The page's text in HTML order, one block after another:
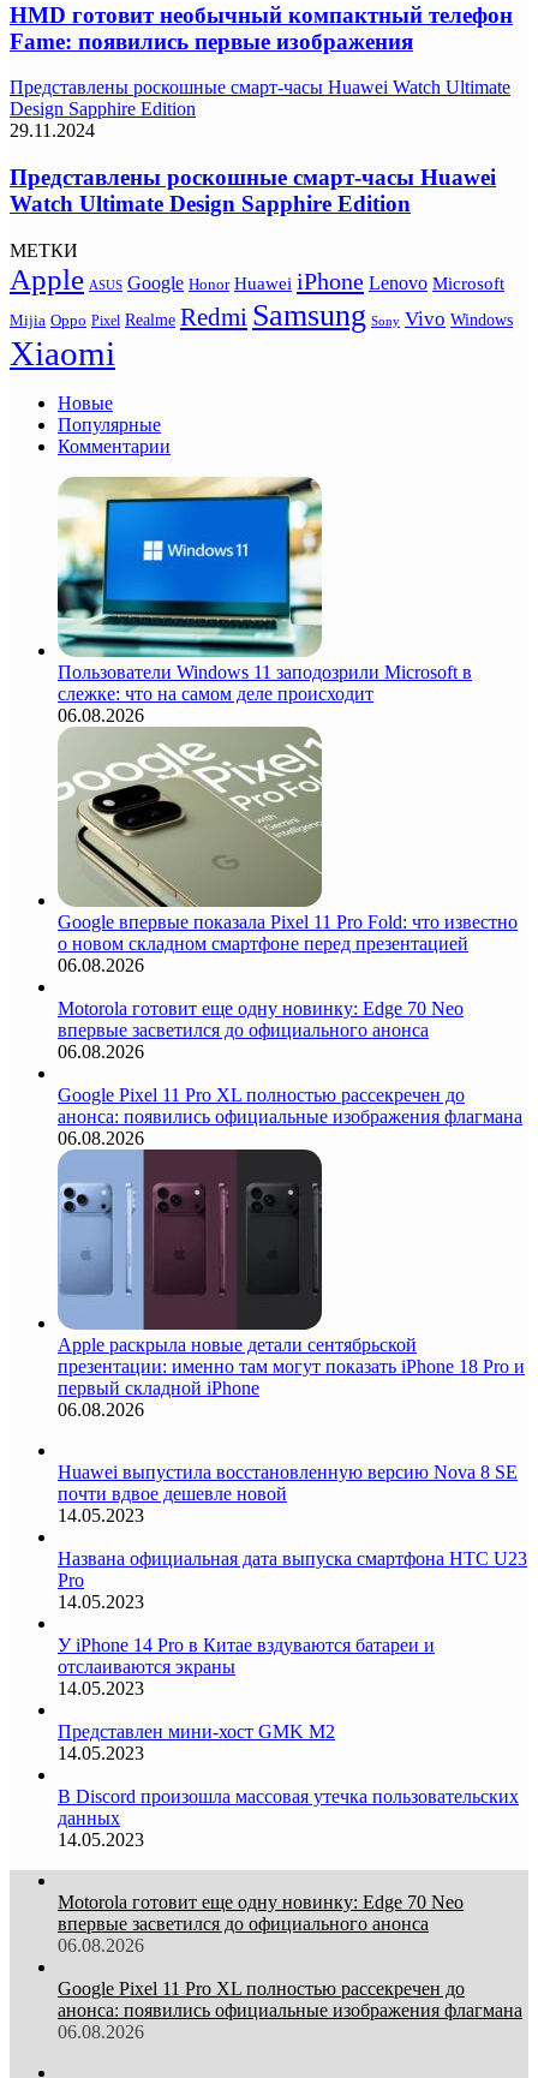
HMD готовит необычный компактный телефон
Fame: появились первые изображения
Представлены роскошные смарт-часы Huawei Watch Ultimate
Design Sapphire Edition
29.11.2024
Представлены роскошные смарт-часы Huawei
Watch Ultimate Design Sapphire Edition
МЕТКИ
Apple ASUS Google Honor Huawei iPhone Lenovo Microsoft
Mijia Oppo Pixel Realme Redmi Samsung Sony Vivo Windows
Xiaomi
Новые
Популярные
Комментарии
Пользователи Windows 11 заподозрили Microsoft в
слежке: что на самом деле происходит
06.08.2026
Google впервые показала Pixel 11 Pro Fold: что известно
о новом складном смартфоне перед презентацией
06.08.2026
Motorola готовит еще одну новинку: Edge 70 Neo
впервые засветился до официального анонса
06.08.2026
Google Pixel 11 Pro XL полностью рассекречен до
анонса: появились официальные изображения флагмана
06.08.2026
Apple раскрыла новые детали сентябрьской
презентации: именно там могут показать iPhone 18 Pro и
первый складной iPhone
06.08.2026
Huawei выпустила восстановленную версию Nova 8 SE
почти вдвое дешевле новой
14.05.2023
Названа официальная дата выпуска смартфона HTC U23
Pro
14.05.2023
У iPhone 14 Pro в Китае вздуваются батареи и
отслаиваются экраны
14.05.2023
Представлен мини-хост GMK M2
14.05.2023
В Discord произошла массовая утечка пользовательских
данных
14.05.2023
Motorola готовит еще одну новинку: Edge 70 Neo
впервые засветился до официального анонса
06.08.2026
Google Pixel 11 Pro XL полностью рассекречен до
анонса: появились официальные изображения флагмана
06.08.2026